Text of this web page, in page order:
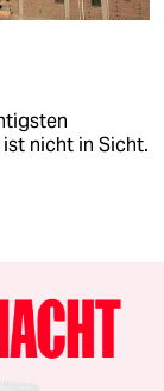
nicht in Sicht.